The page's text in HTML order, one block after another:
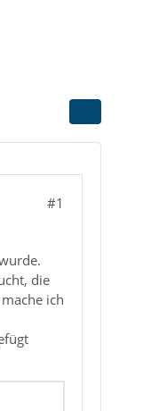
#1
die
ich